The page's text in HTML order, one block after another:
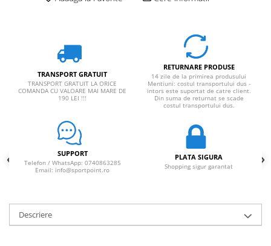
TRANSPORT GRATUIT
TRANSPORT GRATUIT LA ORICE
COMANDA CU VALOARE MAI MARE DE
190 LEI !!!
RETURNARE PRODUSE
14 zile de la primirea produsului
Mentiuni: costul transportului dus -
intors este suportat de catre client.
Din suma de returnat se scade
costul transportului dus.
SUPPORT
Telefon / WhatsApp: 0740863285
Email: info@sportpoint.ro
PLATA SIGURA
Shopping sigur garantat
Descriere